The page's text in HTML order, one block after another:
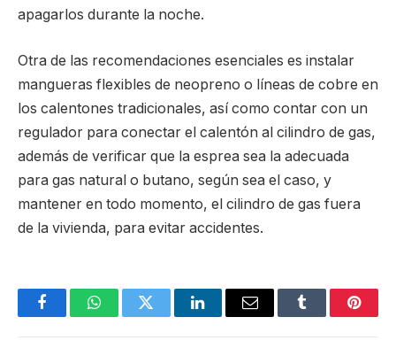
apagarlos durante la noche.
Otra de las recomendaciones esenciales es instalar
mangueras flexibles de neopreno o líneas de cobre en
los calentones tradicionales, así como contar con un
regulador para conectar el calentón al cilindro de gas,
además de verificar que la esprea sea la adecuada
para gas natural o butano, según sea el caso, y
mantener en todo momento, el cilindro de gas fuera
de la vivienda, para evitar accidentes.
FacebookWhatsAppTwitter LinkedInEmail Tumblr